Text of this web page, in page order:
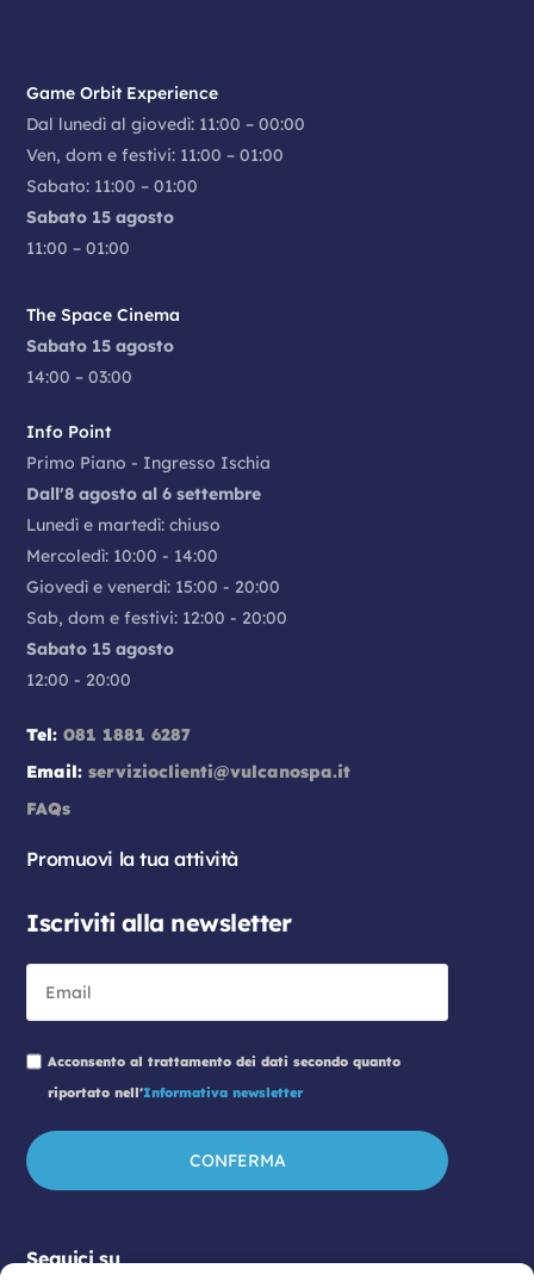
Game Orbit Experience
Dal lunedì al giovedì: 11:00 – 00:00
Ven, dom e festivi: 11:00 – 01:00
Sabato: 11:00 – 01:00
Sabato 15 agosto
11:00 – 01:00
The Space Cinema
Sabato 15 agosto
14:00 – 03:00
Info Point
Primo Piano - Ingresso Ischia
Dall'8 agosto al 6 settembre
Lunedì e martedì: chiuso
Mercoledì: 10:00 - 14:00
Giovedì e venerdì: 15:00 - 20:00
Sab, dom e festivi: 12:00 - 20:00
Sabato 15 agosto
12:00 - 20:00
Tel: 081 1881 6287
Email: servizioclienti@vulcanospa.it
FAQs
Promuovi la tua attività
Iscriviti alla newsletter
Acconsento al trattamento dei dati secondo quanto
riportato nell'Informativa newsletter
Seguici su